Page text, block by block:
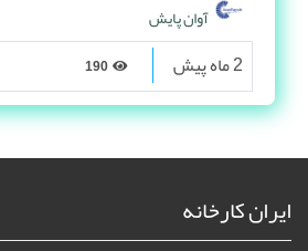
آوان پایش
2 ماه پیش
ایران کارخانه